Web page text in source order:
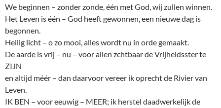
We beginnen – zonder zonde, één met God, wij zullen winnen.
Het Leven is één – God heeft gewonnen, een nieuwe dag is
begonnen.
Heilig licht – o zo mooi, alles wordt nu in orde gemaakt.
De aarde is vrij – nu – voor allen zchtbaar de Vrijheidsster te
ZIJN
en altijd méér – dan daarvoor vereer ik oprecht de Rivier van
Leven.
IK BEN – voor eeuwig – MEER; ik herstel daadwerkelijk de